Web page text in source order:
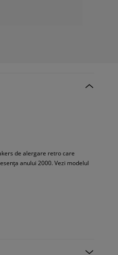
de alergare retro care
anului 2000. Vezi modelul